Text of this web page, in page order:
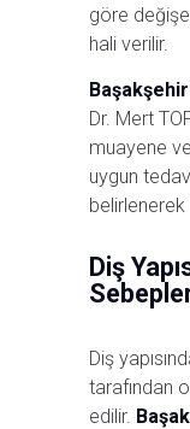
göre
hali verilir.
Dr. Mert
muayene
uygun
belirlenerek
Diş
Diş
tarafından
edilir.